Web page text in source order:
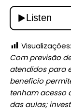
Visualizações:
Com previsão
atendidos para
benefício
tenham acesso
das aulas;